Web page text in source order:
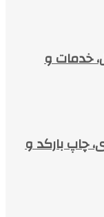
خدمات و
چاپ بارکد و